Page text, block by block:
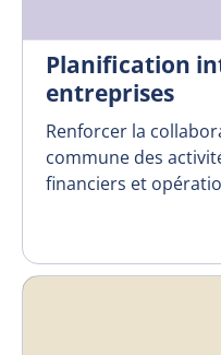
Planification
entreprises
Renforcer la
commune des
financiers et